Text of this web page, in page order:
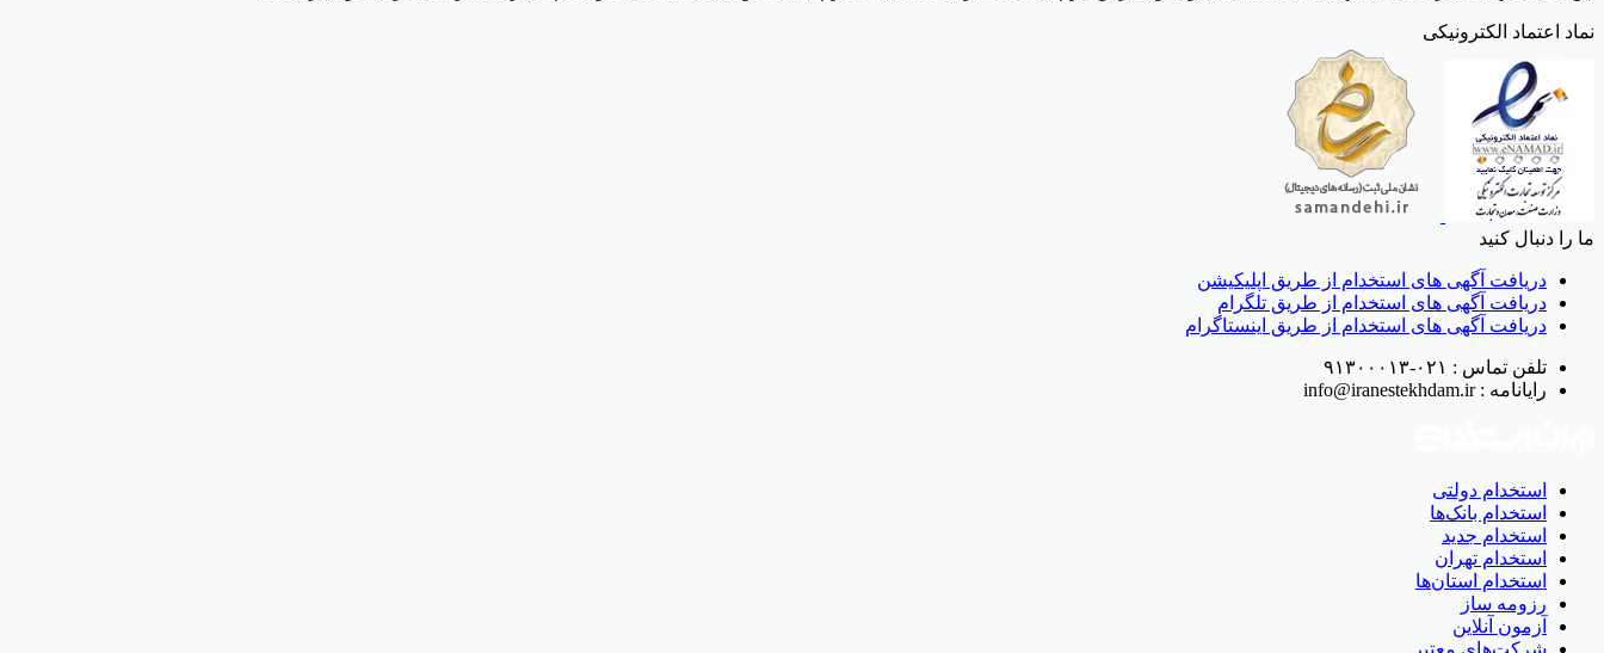
نماد اعتماد الکترونیکی
ما را دنبال کنید
دریافت آگهی های استخدام از طریق اپلیکیشن
دریافت آگهی های استخدام از طریق تلگرام
دریافت آگهی های استخدام از طریق اینستاگرام
تلفن تماس : ۰۲۱-۹۱۳۰۰۰۱۳
رایانامه :info@iranestekhdam.ir
استخدام دولتی
استخدام بانک‌ها
استخدام جدید
استخدام تهران
استخدام استان‌ها
رزومه ساز
آزمون آنلاین
شرکت‌های معتبر